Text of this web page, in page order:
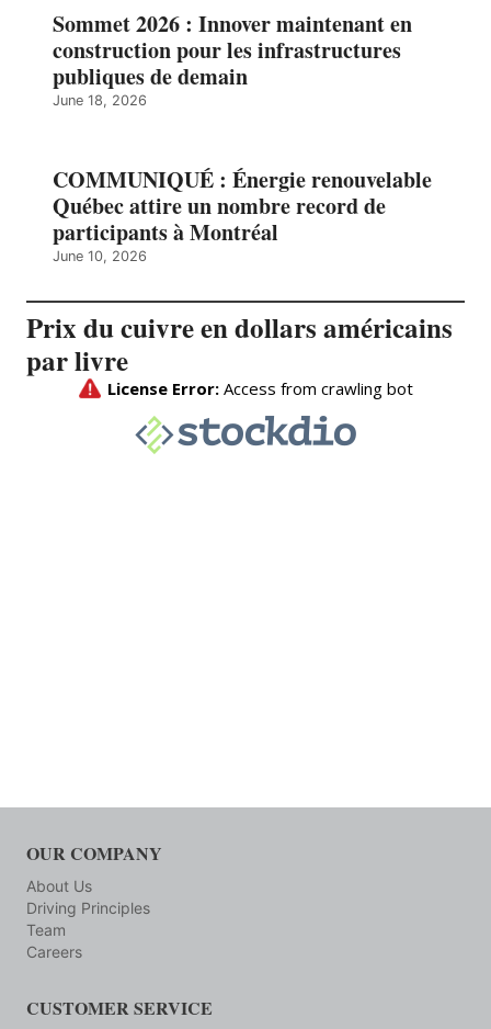
Sommet 2026 : Innover maintenant en
construction pour les infrastructures
publiques de demain
June 18, 2026
COMMUNIQUÉ : Énergie renouvelable
Québec attire un nombre record de
participants à Montréal
June 10, 2026
Prix du cuivre en dollars américains
par livre
OUR COMPANY
About Us
Driving Principles
Team
Careers
CUSTOMER SERVICE